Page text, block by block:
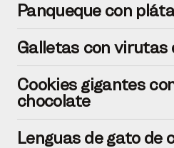
Panqueque con
Galletas con virutas
Cookies gigantes
chocolate
Lenguas de gato de